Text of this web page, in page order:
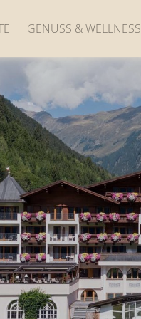
GENUSS & WELLNESS
Kulinarik
Wellnessoase Marienbad
Fitness
Yoga & Bewegung
Beauty, Bäder & Massagen